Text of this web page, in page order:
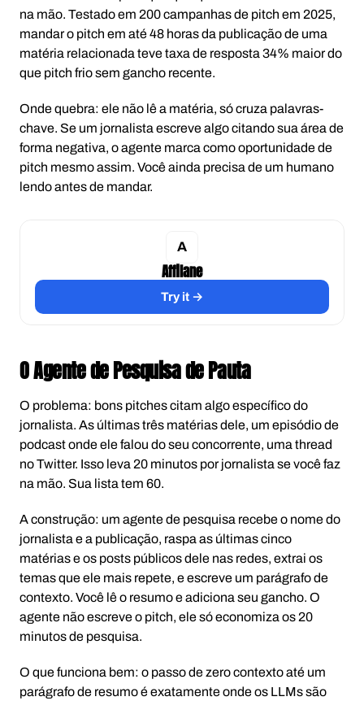
na mão. Testado em 200 campanhas de pitch em 2025,
mandar o pitch em até 48 horas da publicação de uma
matéria relacionada teve taxa de resposta 34% maior do
que pitch frio sem gancho recente.
Onde quebra: ele não lê a matéria, só cruza palavras-
chave. Se um jornalista escreve algo citando sua área de
forma negativa, o agente marca como oportunidade de
pitch mesmo assim. Você ainda precisa de um humano
lendo antes de mandar.
Affilane
Try it →
O Agente de Pesquisa de Pauta
O problema: bons pitches citam algo específico do
jornalista. As últimas três matérias dele, um episódio de
podcast onde ele falou do seu concorrente, uma thread
no Twitter. Isso leva 20 minutos por jornalista se você faz
na mão. Sua lista tem 60.
A construção: um agente de pesquisa recebe o nome do
jornalista e a publicação, raspa as últimas cinco
matérias e os posts públicos dele nas redes, extrai os
temas que ele mais repete, e escreve um parágrafo de
contexto. Você lê o resumo e adiciona seu gancho. O
agente não escreve o pitch, ele só economiza os 20
minutos de pesquisa.
O que funciona bem: o passo de zero contexto até um
parágrafo de resumo é exatamente onde os LLMs são